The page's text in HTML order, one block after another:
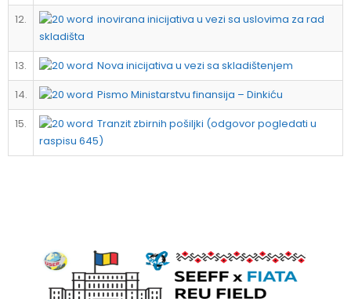
12.
inovirana inicijativa u vezi sa uslovima za rad
skladišta
13.
Nova inicijativa u vezi sa skladištenjem
14.
Pismo Ministarstvu finansija – Dinkiću
15.
Tranzit zbirnih pošiljki (odgovor pogledati u
raspisu 645)